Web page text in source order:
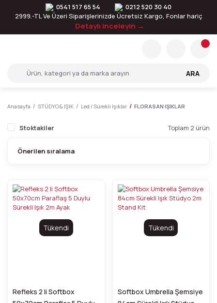
0541 517 65 54
0212 520 30 40
2999.-TL Ve Üzeri Siparişlerinizde Ücretsiz Kargo, Fonlar hariç
Detaylı inceleyin →
ARA
Anasayfa STÜDYO & IŞIK Led / Sürekli Işıklar FLORASAN IŞIKLAR
Stoktakiler Toplam 2 ürün
Tükendi
Refleks 2 li Softbox
Tükendi
Softbox Umbrella Şemsiye